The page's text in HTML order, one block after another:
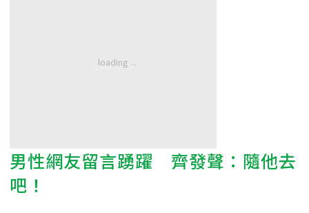
男性網友留言踴躍 齊發聲：隨他去
吧！